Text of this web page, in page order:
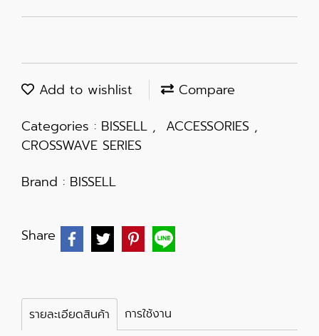
Add to wishlist
Compare
Categories : BISSELL , ACCESSORIES ,
CROSSWAVE SERIES
Brand : BISSELL
Share
รายละเอียดสินค้า การใช้งาน